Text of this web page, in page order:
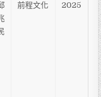
前程文化 2025